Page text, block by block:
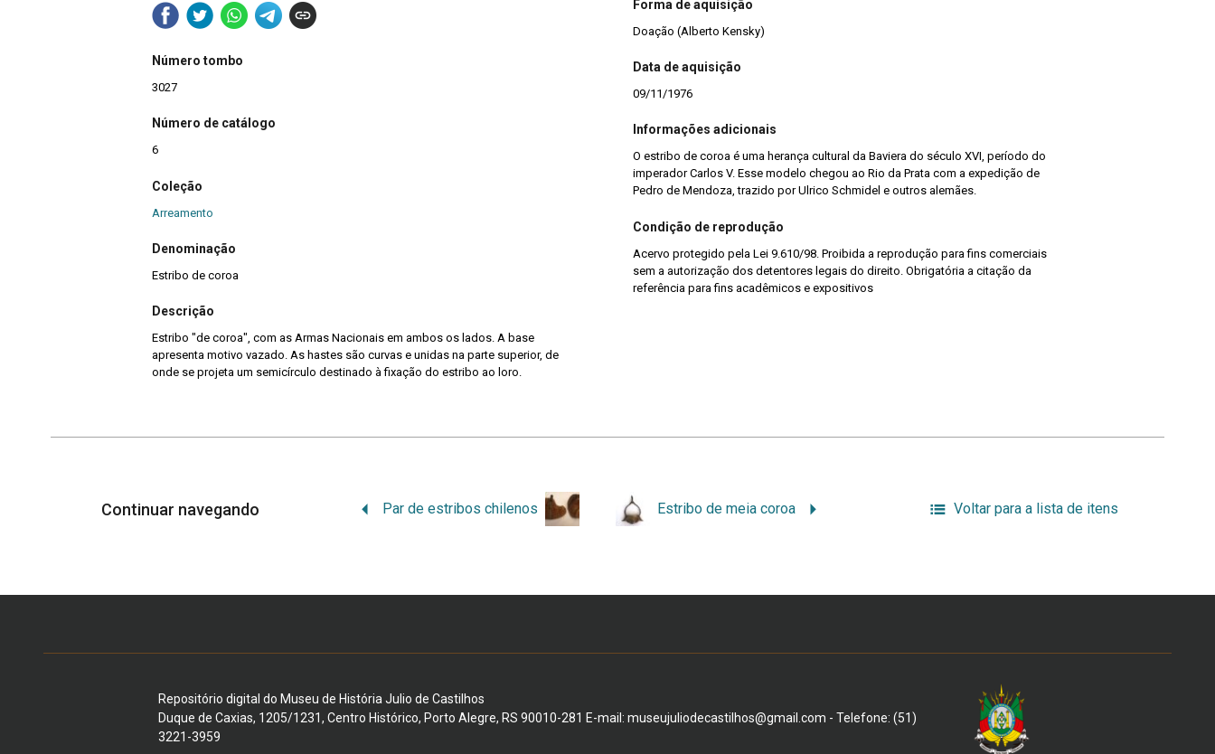
Número tombo
3027
Número de catálogo
6
Coleção
Arreamento
Denominação
Estribo de coroa
Descrição
Estribo "de coroa", com as Armas Nacionais em ambos os lados. A base
apresenta motivo vazado. As hastes são curvas e unidas na parte superior, de
onde se projeta um semicírculo destinado à fixação do estribo ao loro.
Forma de aquisição
Doação (Alberto Kensky)
Data de aquisição
09/11/1976
Informações adicionais
O estribo de coroa é uma herança cultural da Baviera do século XVI, período do
imperador Carlos V. Esse modelo chegou ao Rio da Prata com a expedição de
Pedro de Mendoza, trazido por Ulrico Schmidel e outros alemães.
Condição de reprodução
Acervo protegido pela Lei 9.610/98. Proibida a reprodução para fins comerciais
sem a autorização dos detentores legais do direito. Obrigatória a citação da
referência para fins acadêmicos e expositivos
Continuar navegando Par de estribos chilenos Estribo de meia coroa Voltar para a lista de itens
Repositório digital do Museu de História Julio de Castilhos
Duque de Caxias, 1205/1231, Centro Histórico, Porto Alegre, RS 90010-281 E-mail: museujuliodecastilhos@gmail.com - Telefone: (51)
3221-3959